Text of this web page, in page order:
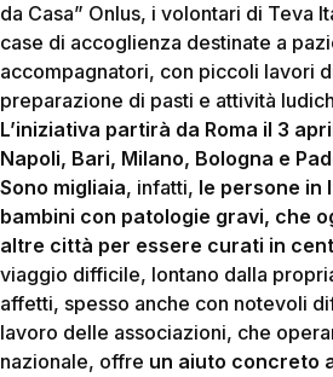
da Casa” Onlus, i volontari di Teva
case di accoglienza destinate a
accompagnatori, con piccoli lavori
preparazione di pasti e attività
L’iniziativa partirà da Roma il 3
Napoli, Bari, Milano, Bologna e
Sono migliaia, infatti, le persone in
bambini con patologie gravi, che
altre città per essere curati in
viaggio difficile, lontano dalla
affetti, spesso anche con notevoli
lavoro delle associazioni, che
nazionale, offre un aiuto concreto